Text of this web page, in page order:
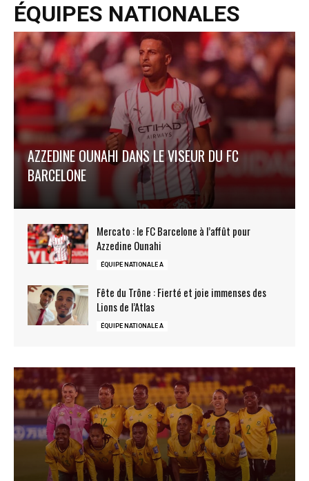
ÉQUIPES NATIONALES
AZZEDINE OUNAHI DANS LE VISEUR DU FC
BARCELONE
Mercato : le FC Barcelone à l’affût pour
Azzedine Ounahi
ÉQUIPE NATIONALE A
Fête du Trône : Fierté et joie immenses des
Lions de l’Atlas
ÉQUIPE NATIONALE A